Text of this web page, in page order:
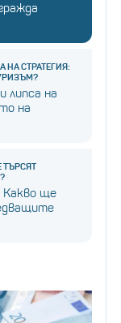
НА СТРАТЕГИЯ:
липса на
на
ТЪРСЯТ
Какво ще